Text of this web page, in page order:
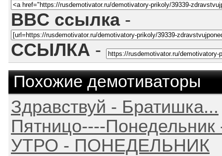
BBC ссылка-
ССЫЛКА -
Похожие демотиваторы
Здравствуй - Братишка...
Пятницо----Понедельник
УТРО - ПОНЕДЕЛЬНИК